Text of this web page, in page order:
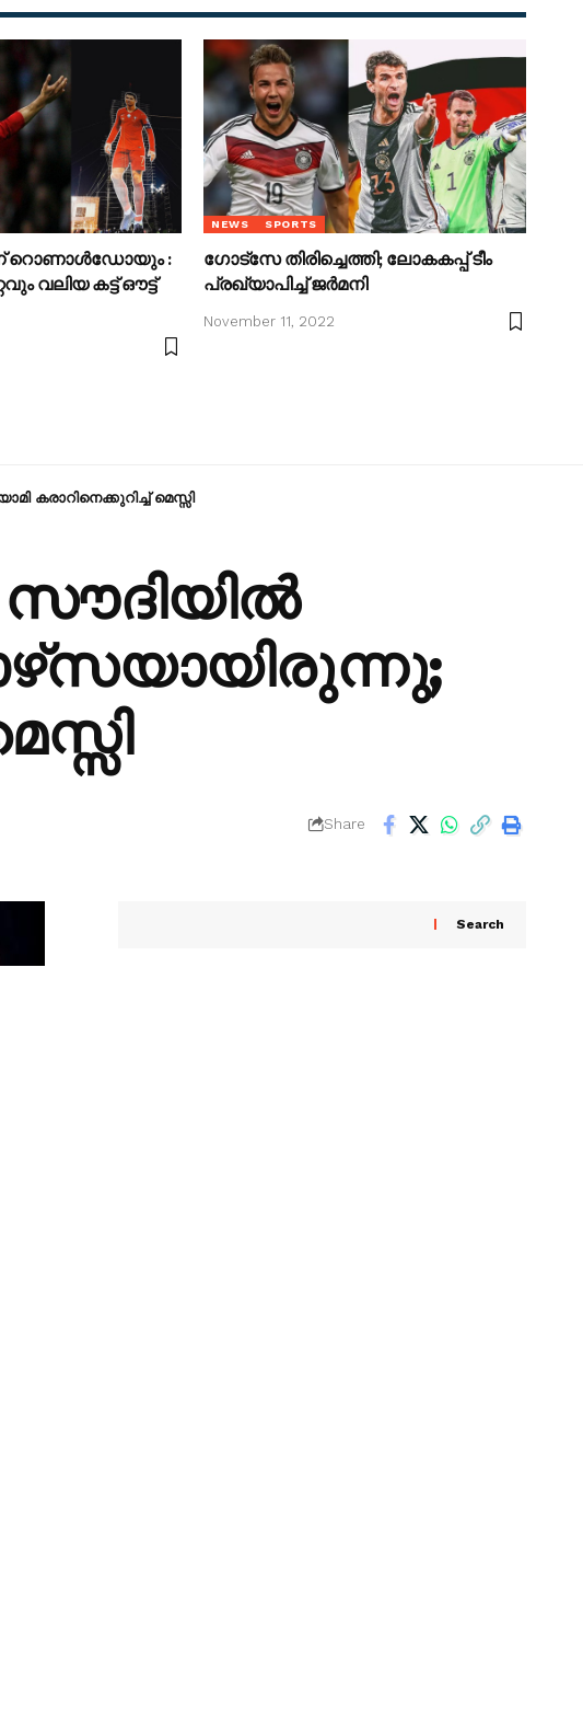
റൊണാൾഡോയും :
വലിയ കട്ട്‌ ഔട്ട്‌
NEWS SPORTS
ഗോട്‌സേ തിരിച്ചെത്തി; ലോകകപ്പ് ടീം
പ്രഖ്യാപിച്ച് ജര്‍മനി
November 11, 2022
മെസ്സി
Share
Search